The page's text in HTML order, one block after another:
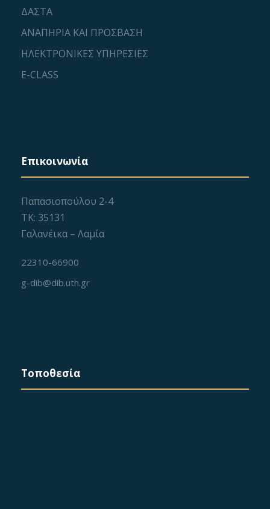
ΔΑΣΤΑ
ΑΝΑΠΗΡΙΑ ΚΑΙ ΠΡΟΣΒΑΣΗ
ΗΛΕΚΤΡΟΝΙΚΕΣ ΥΠΗΡΕΣΙΕΣ
E-CLASS
Επικοινωνία
Παπασιοπούλου 2-4
ΤΚ: 35131
Γαλανέικα – Λαμία
22310-66900
g-dib@dib.uth.gr
Τοποθεσία